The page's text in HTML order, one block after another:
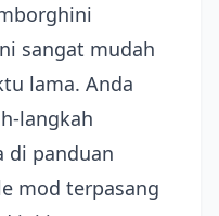
sangat mudah
lama. Anda
langkah
di panduan
mod terpasang